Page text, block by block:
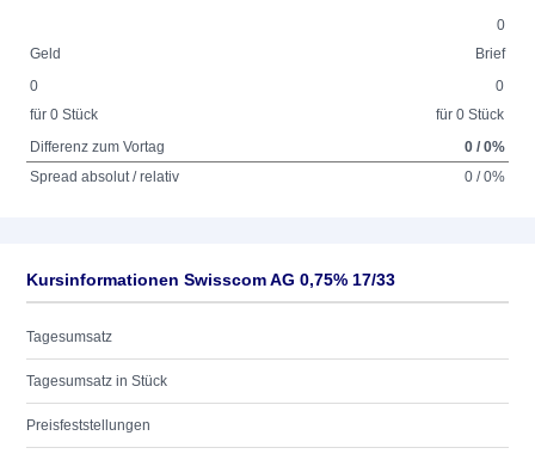
0
Geld
Brief
0
für 0 Stück
0
für 0 Stück
Differenz zum Vortag
0 / 0%
Spread absolut / relativ
0 / 0%
Kursinformationen Swisscom AG 0,75% 17/33
Tagesumsatz
Tagesumsatz in Stück
Preisfeststellungen